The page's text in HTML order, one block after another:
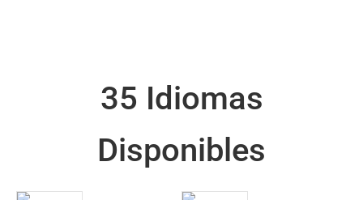
35 Idiomas
Disponibles